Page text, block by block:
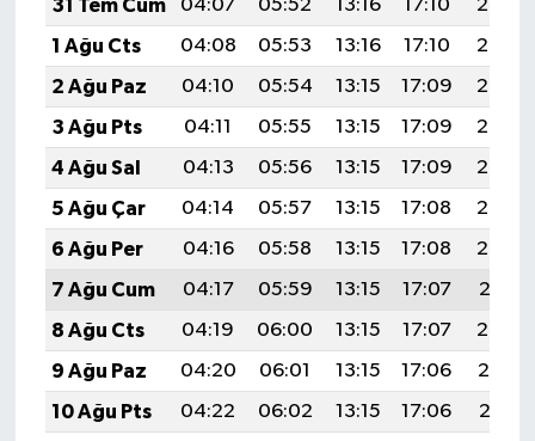
31 Tem Cum
04:07 05:52 13:16 17:10
20:29
1 Ağu Cts
04:08 05:53 13:16 17:10
20:28
2 Ağu Paz
04:10 05:54 13:15 17:09
20:27
3 Ağu Pts
04:11 05:55 13:15 17:09
20:26
4 Ağu Sal
04:13 05:56 13:15 17:09
20:25
5 Ağu Çar
04:14 05:57 13:15 17:08
20:24
6 Ağu Per
04:16 05:58 13:15 17:08
20:23
7 Ağu Cum
04:17 05:59 13:15 17:07
20:21
8 Ağu Cts
04:19 06:00 13:15 17:07
20:20
9 Ağu Paz
04:20 06:01 13:15 17:06
20:19
10 Ağu Pts
04:22 06:02 13:15 17:06
20:18